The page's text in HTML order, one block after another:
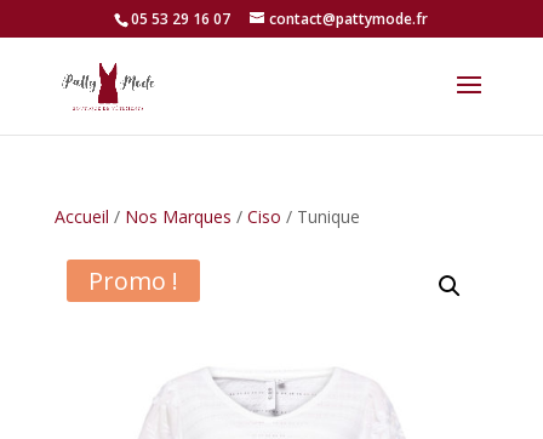
05 53 29 16 07 contact@pattymode.fr
Accueil / Nos Marques / Ciso / Tunique
Promo !